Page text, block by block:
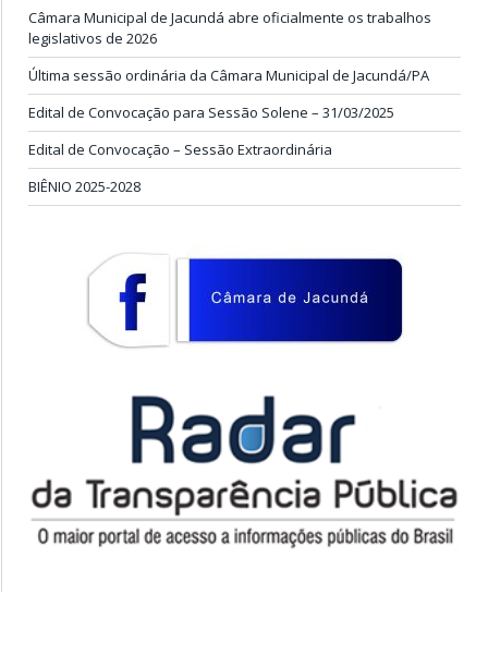
Câmara Municipal de Jacundá abre oficialmente os trabalhos
legislativos de 2026
Última sessão ordinária da Câmara Municipal de Jacundá/PA
Edital de Convocação para Sessão Solene – 31/03/2025
Edital de Convocação – Sessão Extraordinária
BIÊNIO 2025-2028